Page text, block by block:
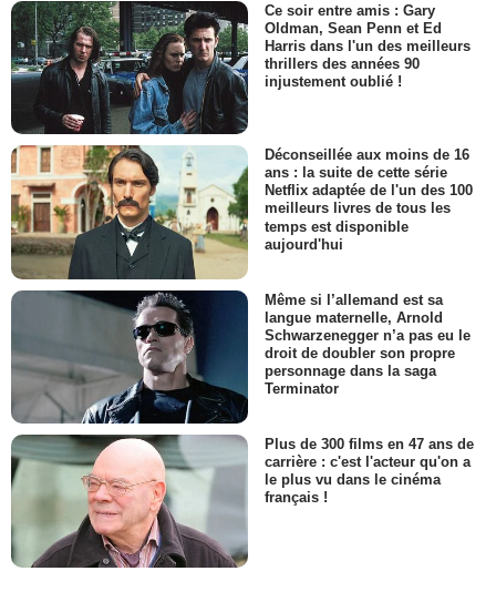
Ce soir entre amis : Gary
Oldman, Sean Penn et Ed
Harris dans l'un des meilleurs
thrillers des années 90
injustement oublié !
Déconseillée aux moins de 16
ans : la suite de cette série
Netflix adaptée de l'un des 100
meilleurs livres de tous les
temps est disponible
aujourd'hui
Même si l’allemand est sa
langue maternelle, Arnold
Schwarzenegger n’a pas eu le
droit de doubler son propre
personnage dans la saga
Terminator
Plus de 300 films en 47 ans de
carrière : c'est l'acteur qu'on a
le plus vu dans le cinéma
français !